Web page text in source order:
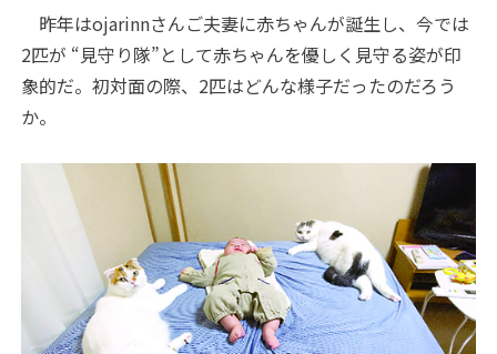
昨年はojarinnさんご夫妻に赤ちゃんが誕生し、今では
2匹が “見守り隊”として赤ちゃんを優しく見守る姿が印
象的だ。初対面の際、2匹はどんな様子だったのだろう
か。